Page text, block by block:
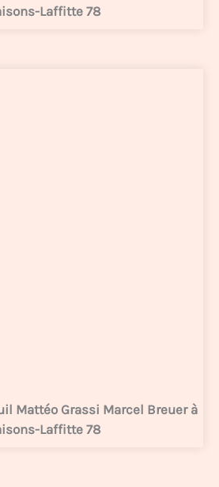
Laffitte 78
Mattéo Grassi Marcel Breuer à
Laffitte 78